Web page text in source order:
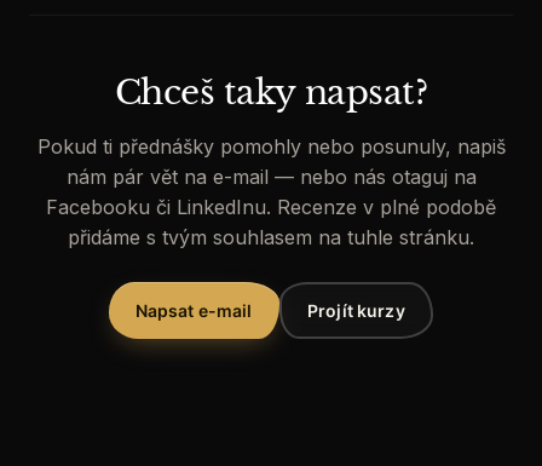
Chceš taky napsat?
Pokud ti přednášky pomohly nebo posunuly, napiš
nám pár vět na e-mail — nebo nás otaguj na
Facebooku či LinkedInu. Recenze v plné podobě
přidáme s tvým souhlasem na tuhle stránku.
Napsat e-mail Projít kurzy